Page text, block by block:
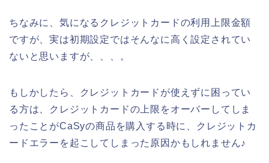
ちなみに、気になるクレジットカードの利用上限金額
ですが、実は初期設定ではそんなに高く設定されてい
ないと思いますが、、、。
もしかしたら、クレジットカードが使えずに困ってい
る方は、クレジットカードの上限をオーバーしてしま
ったことがCaSyの商品を購入する時に、クレジットカ
ードエラーを起こしてしまった原因かもしれません♪